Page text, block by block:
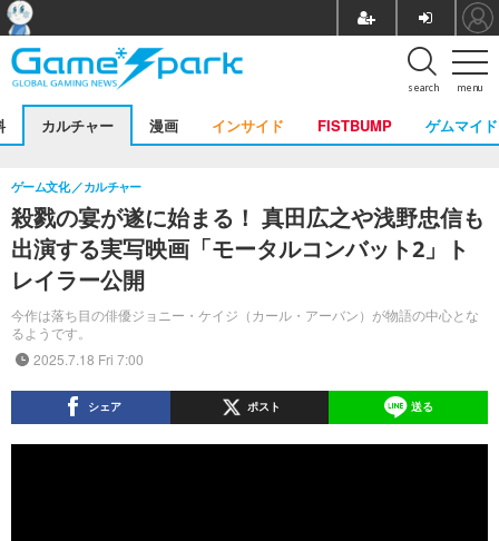
menu
search
カルチャー 漫画 インサイド FISTBUMP ゲムマイド
殺戮の宴が遂に始まる！ 真田広之や浅野忠信も
出演する実写映画「モータルコンバット2」ト
レイラー公開
今作は落ち目の俳優ジョニー・ケイジ（カール・アーバン）が物語の中心とな
るようです。
ゲーム文化 カルチャー
2025.7.18 Fri 7:00
シェア ポスト 送る